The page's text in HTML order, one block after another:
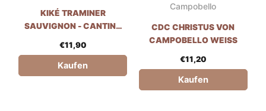
KIKÉ TRAMINER
SAUVIGNON - CANTINE
€11,90
Kaufen
Campobello
CDC CHRISTUS VON
CAMPOBELLO WEISS
€11,20
Kaufen